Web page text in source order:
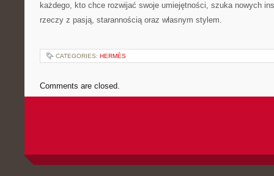
każdego, kto chce rozwijać swoje umiejętności, szuka nowych
rzeczy z pasją, starannością oraz własnym stylem.
CATEGORIES: HERMÈS
Comments are closed.